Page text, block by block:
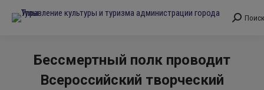
Поиск:
Поиск
Бессмертный полк проводит
Всероссийский творческий